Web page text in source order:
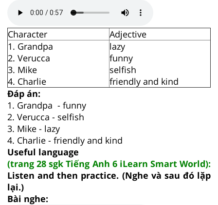
Character
Adjective
1. Grandpa
2. Verucca
3. Mike
4. Charlie
lazy
funny
selfish
friendly and kind
Đáp án:
1. Grandpa - funny
2. Verucca - selfish
3. Mike - lazy
4. Charlie - friendly and kind
Useful language
(trang 28 sgk Tiếng Anh 6 iLearn Smart World):
Listen and then practice. (Nghe và sau đó lặp
lại.)
Bài nghe: